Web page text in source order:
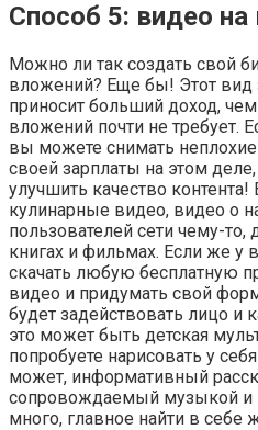
Способ 5: видео на
Можно ли так создать свой
вложений? Еще бы! Этот вид
приносит больший доход, чем
вложений почти не требует.
вы можете снимать
своей зарплаты на этом
улучшить качество
кулинарные видео, видео о
пользователей сети чему-то,
книгах и фильмах. Если же у
скачать любую бесплатную
видео и придумать свой
будет задействовать лицо
это может быть детская
попробуете нарисовать у
может, информативный
сопровождаемый музыкой и
много, главное найти в себе